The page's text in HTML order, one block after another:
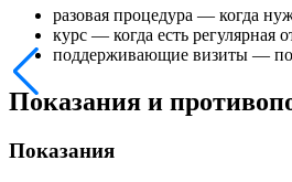
разовая процедура — когда
курс — когда есть регулярная
поддерживающие визиты — по
Показания и
Показания